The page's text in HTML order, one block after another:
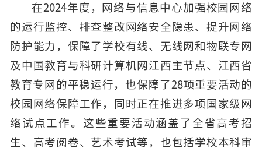
在2024年度，网络与信息中心加强校园网络
的运行监控、排查整改网络安全隐患、提升网络
防护能力，保障了学校有线、无线网和物联专网
及中国教育与科研计算机网江西主节点、江西省
教育专网的平稳运行，也保障了28项重要活动的
校园网络保障工作，同时正在推进多项国家级网
络试点工作。这些重要活动涵盖了全省高考招
生、高考阅卷、艺术考试等，也包括学校本科审